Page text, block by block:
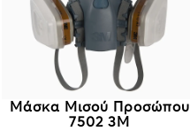
Μάσκα Μισού Προσώπου
7502 3M